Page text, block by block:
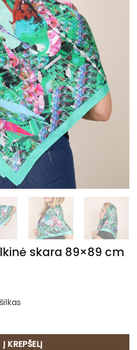
skara 89×89 cm
Į KREPŠELĮ